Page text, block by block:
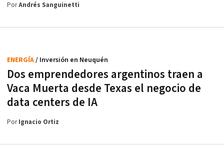
PorAndrés Sanguinetti
Dos emprendedores argentinos traen a
Vaca Muerta desde Texas el negocio de
data centers de IA
ENERGÍA/ Inversión en Neuquén
PorIgnacio Ortiz